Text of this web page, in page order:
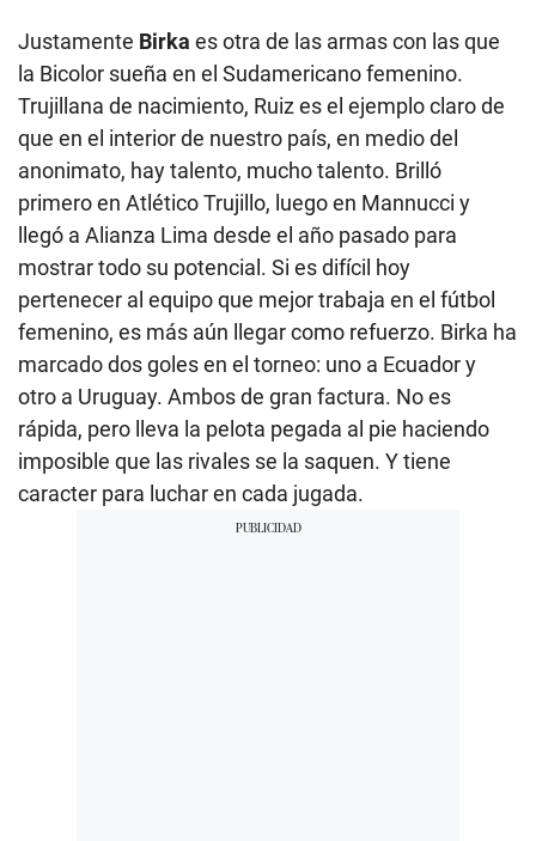
Justamente Birka es otra de las armas con las que
la Bicolor sueña en el Sudamericano femenino.
Trujillana de nacimiento, Ruiz es el ejemplo claro de
que en el interior de nuestro país, en medio del
anonimato, hay talento, mucho talento. Brilló
primero en Atlético Trujillo, luego en Mannucci y
llegó a Alianza Lima desde el año pasado para
mostrar todo su potencial. Si es difícil hoy
pertenecer al equipo que mejor trabaja en el fútbol
femenino, es más aún llegar como refuerzo. Birka ha
marcado dos goles en el torneo: uno a Ecuador y
otro a Uruguay. Ambos de gran factura. No es
rápida, pero lleva la pelota pegada al pie haciendo
imposible que las rivales se la saquen. Y tiene
caracter para luchar en cada jugada.